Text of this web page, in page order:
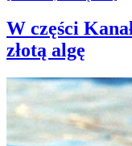
W części
złotą algę